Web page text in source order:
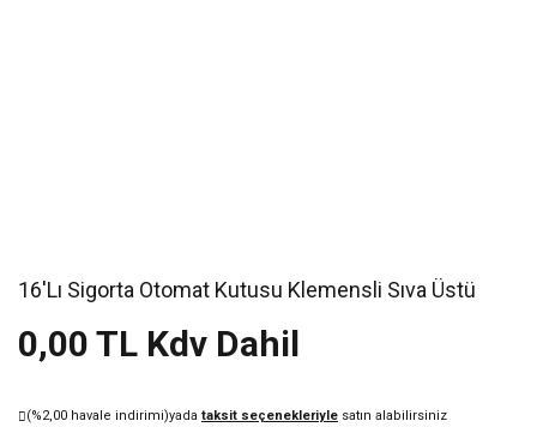
16'Lı Sigorta Otomat Kutusu Klemensli Sıva Üstü
0,00 TL Kdv Dahil
(%2,00 havale indirimi)yada taksit seçenekleriyle satın alabilirsiniz